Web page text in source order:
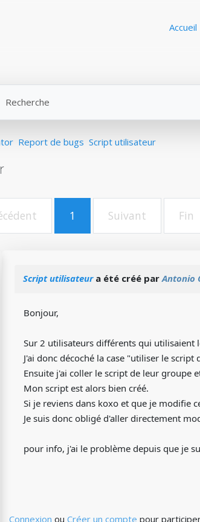
Accueil
Recherche
Report de bugs Script utilisateur
1 Suivant Fin
Script utilisateura été créé parAntonio
Bonjour,
Sur 2 utilisateurs différents qui utilisaient
J'ai donc décoché la case "utiliser le
Ensuite j'ai coller le script de leur groupe
Mon script est alors bien créé.
Si je reviens dans koxo et que je modifie
Je suis donc obligé d'aller directement
pour info, j'ai le problème depuis que je
Connexion ou Créer un compte pour